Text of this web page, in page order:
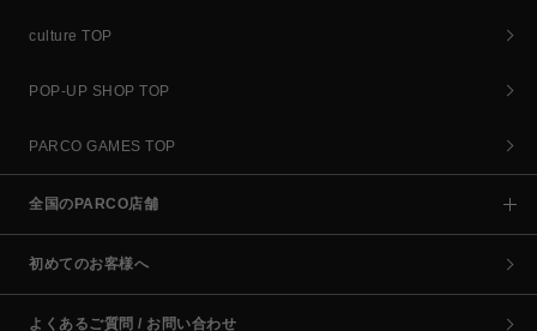
culture TOP
POP-UP SHOP TOP
PARCO GAMES TOP
全国のPARCO店舗
初めてのお客様へ
よくあるご質問 / お問い合わせ